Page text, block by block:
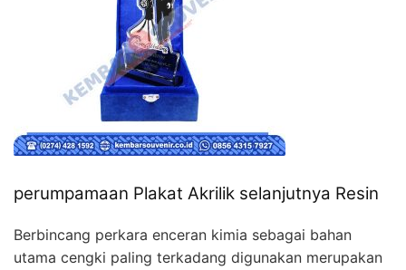
perumpamaan Plakat Akrilik selanjutnya Resin
Berbincang perkara enceran kimia sebagai bahan
utama cengki paling terkadang digunakan merupakan